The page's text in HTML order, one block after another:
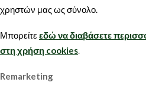
χρηστών μας ως σύνολο.
Μπορείτεεδώ να διαβάσετε
στη χρήση cookies.
Remarketing